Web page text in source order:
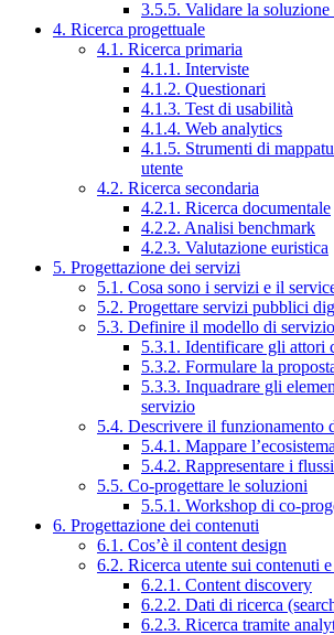
3.5.5. Validare la soluzione
4. Ricerca progettuale
4.1. Ricerca primaria
4.1.1. Interviste
4.1.2. Questionari
4.1.3. Test di usabilità
4.1.4. Web analytics
4.1.5. Strumenti di
utente
4.2. Ricerca secondaria
4.2.1. Ricerca documentale
4.2.2. Analisi benchmark
4.2.3. Valutazione euristica
5. Progettazione dei servizi
5.1. Cosa sono i servizi e il
5.2. Progettare servizi pubblici
5.3. Definire il modello di servizio
5.3.1. Identificare gli attori
5.3.2. Formulare la
5.3.3. Inquadrare gli
servizio
5.4. Descrivere il funzionamento
5.4.1. Mappare l’ecosistema
5.4.2. Rappresentare i
5.5. Co-progettare le soluzioni
5.5.1. Workshop di co-
6. Progettazione dei contenuti
6.1. Cos’è il content design
6.2. Ricerca utente sui contenuti
6.2.1. Content discovery
6.2.2. Dati di ricerca
6.2.3. Ricerca tramite